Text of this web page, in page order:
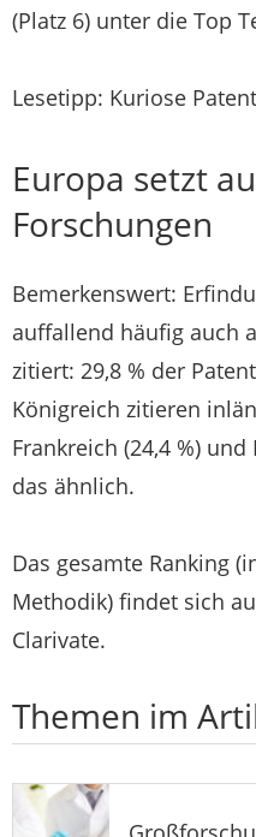
(Platz 6) unter die Top
Lesetipp: Kuriose
Europa setzt
Forschungen
Bemerkenswert:
auffallend häufig auch
zitiert: 29,8 % der
Königreich zitieren
Frankreich (24,4 %)
das ähnlich.
Das gesamte Ranking
Methodik) findet sich
Clarivate.
Themen im